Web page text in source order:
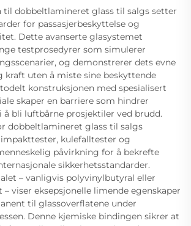
til dobbeltlamineret glass til salgs setter
for passasjerbeskyttelse og
Dette avanserte glasystemet
testprosedyrer som simulerer
og demonstrerer dets evne
kraft uten å miste sine beskyttende
konstruksjonen med spesialisert
skaper en barriere som hindrer
å bli luftbårne prosjektiler ved brudd.
dobbeltlamineret glass til salgs
kulefalltester og
påvirkning for å bekrefte
sikkerhetsstandarder.
– vanligvis polyvinylbutyral eller
viser eksepsjonelle limende egenskaper
til glassoverflatene under
Denne kjemiske bindingen sikrer at